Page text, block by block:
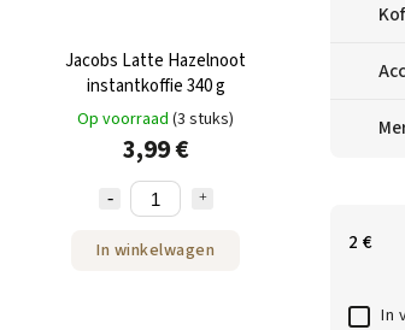
2 €
In
Jacobs Latte Hazelnoot
instantkoffie 340 g
Op voorraad (3 stuks)
3,99 €
In winkelwagen